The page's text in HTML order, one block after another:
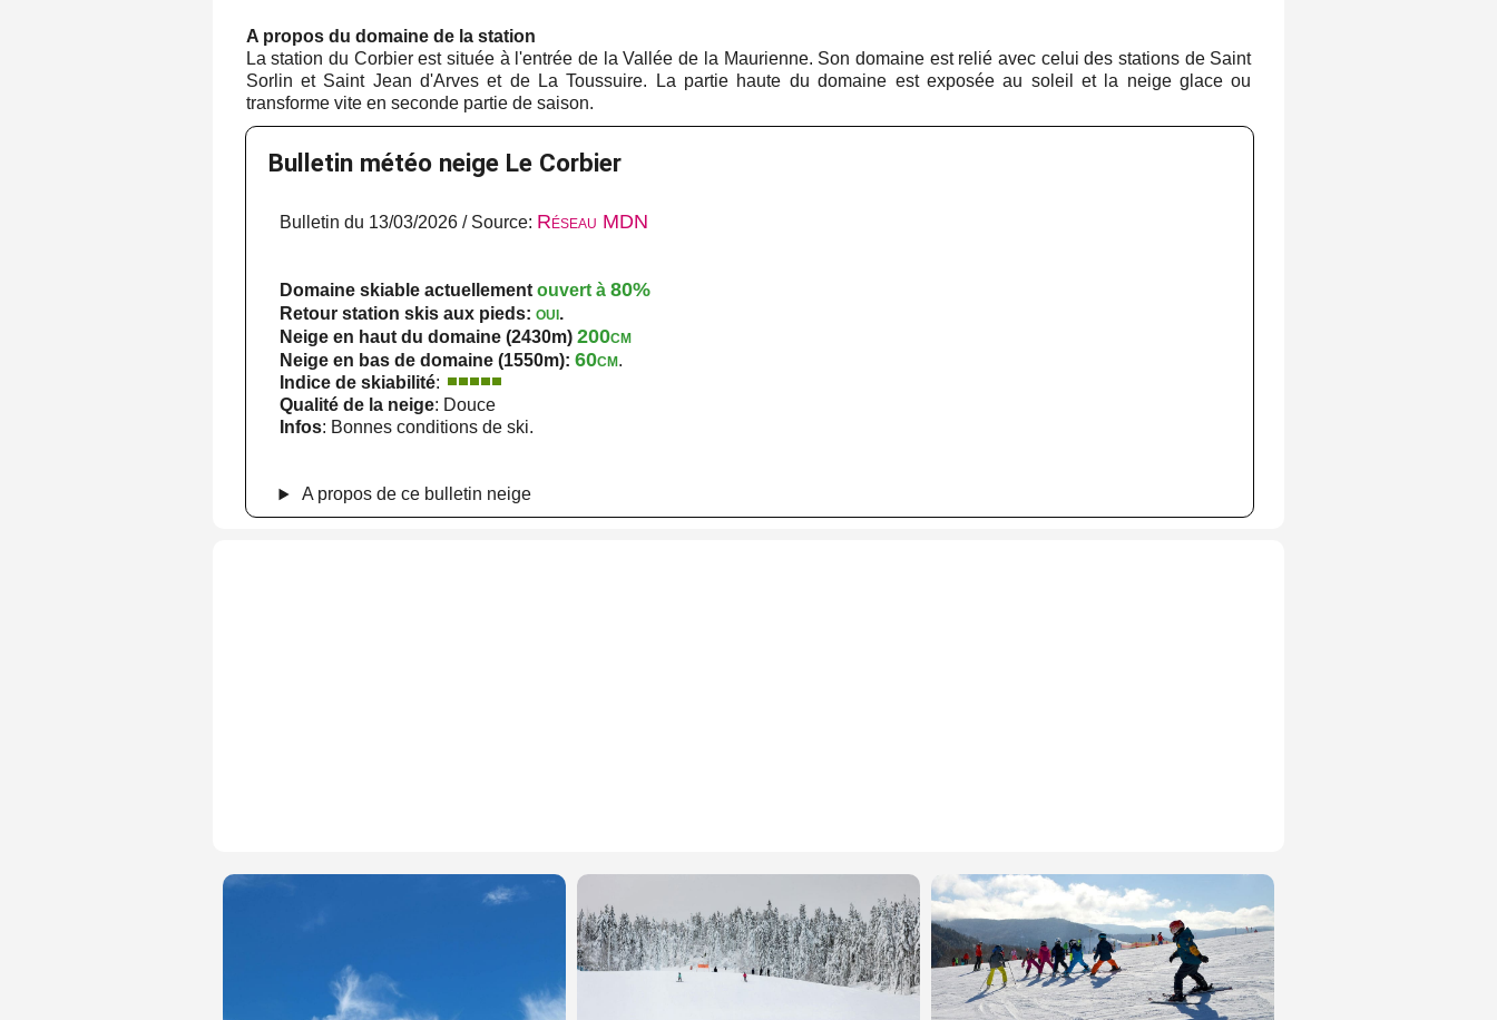
A propos du domaine de la station
La station du Corbier est située à l'entrée de la Vallée de la Maurienne. Son domaine est relié avec celui des stations de Saint
Sorlin et Saint Jean d'Arves et de La Toussuire. La partie haute du domaine est exposée au soleil et la neige glace ou
transforme vite en seconde partie de saison.
Bulletin météo neige Le Corbier
Bulletin du 13/03/2026 / Source: Réseau MDN
Domaine skiable actuellement ouvert à 80%
Retour station skis aux pieds: oui.
Neige en haut du domaine (2430m) 200cm
Neige en bas de domaine (1550m): 60cm.
Indice de skiabilité:
Qualité de la neige: Douce
Infos: Bonnes conditions de ski.
A propos de ce bulletin neige